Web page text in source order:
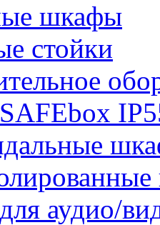
шкафы
стойки
аудио/